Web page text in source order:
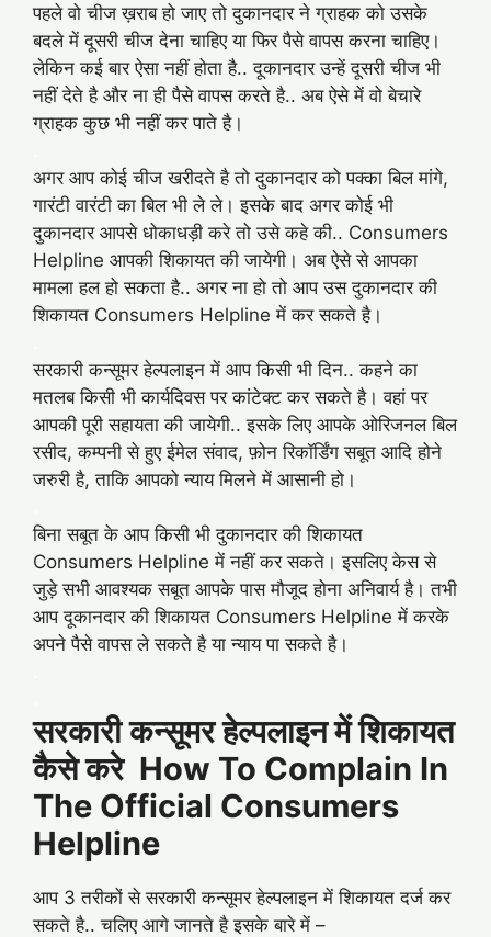
पहले वो चीज ख़राब हो जाए तो दुकानदार ने ग्राहक को उसके
बदले में दूसरी चीज देना चाहिए या फिर पैसे वापस करना चाहिए।
लेकिन कई बार ऐसा नहीं होता है.. दूकानदार उन्हें दूसरी चीज भी
नहीं देते है और ना ही पैसे वापस करते है.. अब ऐसे में वो बेचारे
ग्राहक कुछ भी नहीं कर पाते है।
अगर आप कोई चीज खरीदते है तो दुकानदार को पक्का बिल मांगे,
गारंटी वारंटी का बिल भी ले ले। इसके बाद अगर कोई भी
दुकानदार आपसे धोकाधड़ी करे तो उसे कहे की.. Consumers
Helpline आपकी शिकायत की जायेगी। अब ऐसे से आपका
मामला हल हो सकता है.. अगर ना हो तो आप उस दुकानदार की
शिकायत Consumers Helpline में कर सकते है।
सरकारी कन्सूमर हेल्पलाइन में आप किसी भी दिन.. कहने का
मतलब किसी भी कार्यदिवस पर कांटेक्ट कर सकते है। वहां पर
आपकी पूरी सहायता की जायेगी.. इसके लिए आपके ओरिजनल बिल
रसीद, कम्पनी से हुए ईमेल संवाद, फ़ोन रिकॉर्डिंग सबूत आदि होने
जरुरी है, ताकि आपको न्याय मिलने में आसानी हो।
बिना सबूत के आप किसी भी दुकानदार की शिकायत
Consumers Helpline में नहीं कर सकते। इसलिए केस से
जुड़े सभी आवश्यक सबूत आपके पास मौजूद होना अनिवार्य है। तभी
आप दूकानदार की शिकायत Consumers Helpline में करके
अपने पैसे वापस ले सकते है या न्याय पा सकते है।
सरकारी कन्सूमर हेल्पलाइन में शिकायत
कैसे करे How To Complain In
The Official Consumers
Helpline
आप 3 तरीकों से सरकारी कन्सूमर हेल्पलाइन में शिकायत दर्ज कर
सकते है.. चलिए आगे जानते है इसके बारे में –